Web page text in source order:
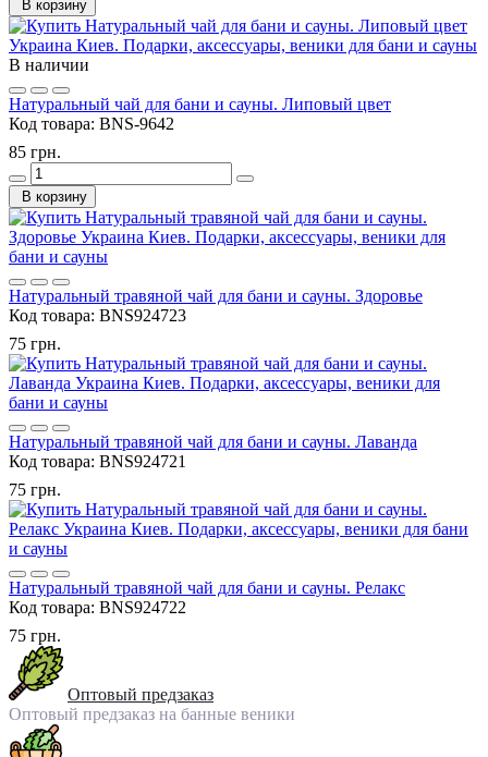
В корзину
В наличии
Натуральный чай для бани и сауны. Липовый цвет
Код товара: BNS-9642
85 грн.
В корзину
Натуральный травяной чай для бани и сауны. Здоровье
Код товара: BNS924723
75 грн.
Натуральный травяной чай для бани и сауны. Лаванда
Код товара: BNS924721
75 грн.
Натуральный травяной чай для бани и сауны. Релакс
Код товара: BNS924722
75 грн.
Оптовый предзаказ
Оптовый предзаказ на банные веники